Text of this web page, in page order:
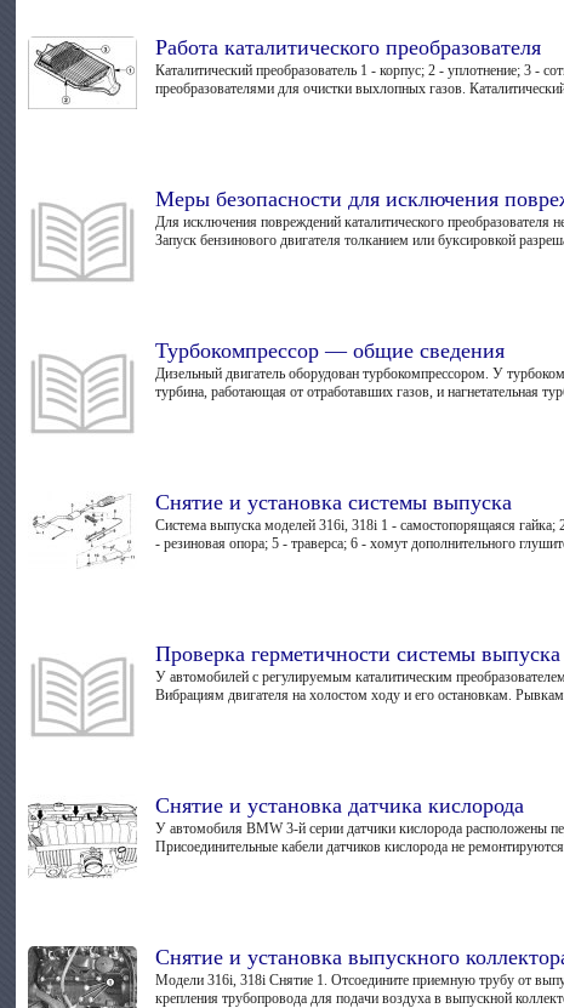
Работа каталитического преобразователя
Каталитический преобразователь 1 - корпус; 2 - уплотнение; 3 -
преобразователями для очистки выхлопных газов.
Меры безопасности для исключения
Для исключения повреждений каталитического
Запуск бензинового двигателя толканием или буксировкой
Турбокомпрессор — общие сведения
Дизельный двигатель оборудован турбокомпрессором. У
турбина, работающая от отработавших газов, и нагнетательная
Снятие и установка системы выпуска
Система выпуска моделей 316i, 318i 1 - самостопорящаяся гайка;
- резиновая опора; 5 - траверса; 6 - хомут дополнительного
Проверка герметичности системы
У автомобилей с регулируемым каталитическим
Вибрациям двигателя на холостом ходу и его остановкам.
Снятие и установка датчика кислорода
У автомобиля BMW 3-й серии датчики кислорода расположены
Присоединительные кабели датчиков кислорода не
Снятие и установка выпускного
Модели 316i, 318i Снятие 1. Отсоедините приемную трубу от
крепления трубопровода для подачи воздуха в выпускной